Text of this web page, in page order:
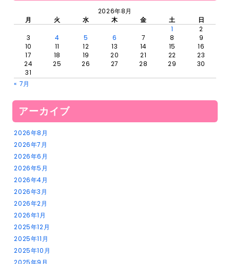
2026年8月
月
火 水 木 金 土
日
1
2
3
4 5 6 7 8
9
10
11 12 13 14 15
16
17
18 19 20 21 22
23
24
25 26 27 28 29
30
31
« 7月
アーカイブ
2026年8月
2026年7月
2026年6月
2026年5月
2026年4月
2026年3月
2026年2月
2026年1月
2025年12月
2025年11月
2025年10月
2025年9月